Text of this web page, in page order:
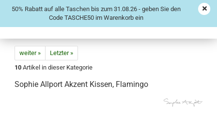
50% Rabatt auf alle Taschen bis zum 31.08.26 - geben Sie den
Code TASCHE50 im Warenkorb ein
weiter »
Letzter »
10 Artikel in dieser Kategorie
Sophie Allport Akzent Kissen, Flamingo